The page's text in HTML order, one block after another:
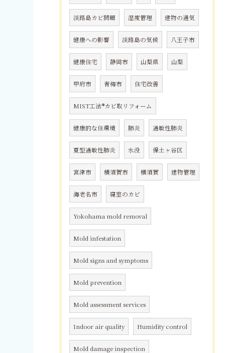
淡路島カビ問題 湿度管理 建物の通気
健康への影響 淡路島の気候 八王子市
健康住宅 静岡市 山梨県 山梨
甲府市 青梅市 住宅改善
MIST工法®カビ取リフォーム
健康的な住環境 肺炎 過敏性肺炎
夏型過敏性肺炎 水没 保土ヶ谷区
宮津市 横須賀市 横須賀 建物管理
海老名市 寝室のカビ
Yokohama mold removal
Mold infestation
Mold signs and symptoms
Mold prevention
Mold assessment services
Indoor air quality Humidity control
Mold damage inspection